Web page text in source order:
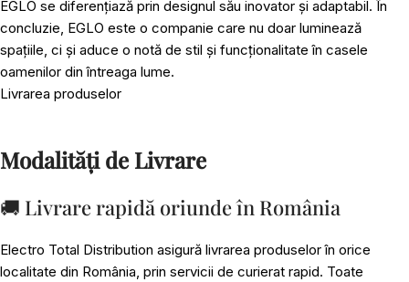
EGLO se diferențiază prin designul său inovator și adaptabil. În
concluzie, EGLO este o companie care nu doar luminează
spațiile, ci și aduce o notă de stil și funcționalitate în casele
oamenilor din întreaga lume.
Livrarea produselor
Modalități de Livrare
🚚 Livrare rapidă oriunde în România
Electro Total Distribution asigură livrarea produselor în orice
localitate din România, prin servicii de curierat rapid. Toate